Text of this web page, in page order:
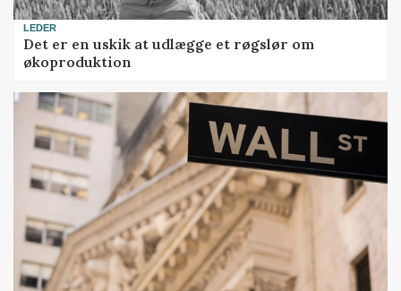
LEDER
Det er en uskik at udlægge et røgslør om
økoproduktion